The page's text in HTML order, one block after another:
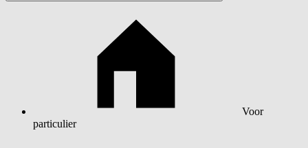
Voor
particulier